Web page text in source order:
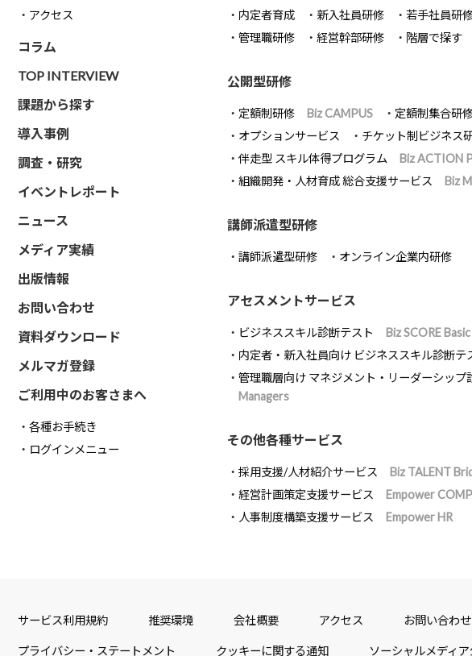
アクセス
コラム
TOP INTERVIEW
課題から探す
導入事例
調査・研究
イベントレポート
ニュース
メディア実績
出版情報
お問い合わせ
資料ダウンロード
メルマガ登録
ご利用中のお客さまへ
各種お手続き
ログインメニュー
内定者育成 新入社員研修 若手社員研
管理職研修
経営幹部研修 階層で探す
公開型研修
定額制研修 Biz CAMPUS 定額制集合研
オプションサービス
チケット制ビジネス
伴走型 スキル体得プログラム
Biz ACTION
組織開発・人材育成 総合支援サービス
Biz
講師派遣型研修
講師派遣型研修 オンライン企業内研修
アセスメントサービス
ビジネススキル診断テスト
Biz SCORE Basic
内定者・新入社員向け ビジネススキル診断テ
管理職層向け マネジメント・リーダーシップ
Managers
その他各種サービス
採用支援/人材紹介サービス
Biz TALENT
経営計画策定支援サービス
Empower
人事制度構築支援サービス
Empower HR
サービス利用規約 推奨環境 会社概要 アクセス お問い合わせ
プライバシー・ステートメント クッキーに関する通知 ソーシャルメディ